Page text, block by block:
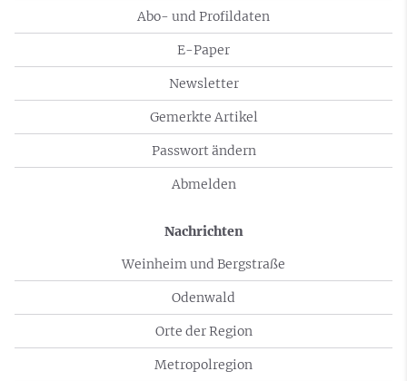
Abo- und Profildaten
E-Paper
Newsletter
Gemerkte Artikel
Passwort ändern
Abmelden
Nachrichten
Weinheim und Bergstraße
Odenwald
Orte der Region
Metropolregion